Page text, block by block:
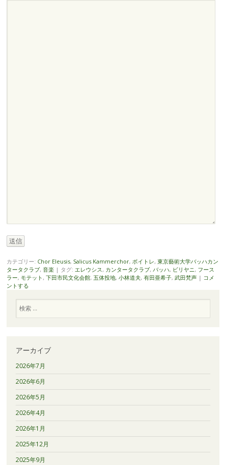
送信
カテゴリー: Chor Eleusis, Salicus Kammerchor, ボイトレ, 東京藝術大学バッハカン
タータクラブ, 音楽 | タグ: エレウシス , カンタータクラブ, バッハ, ビリヤニ , フース
ラー, モテット , 下田市民文化会館, 五体投地, 小林道夫, 有田亜希子, 武田梵声 | コメ
ントする
索
アーカイブ
2026年7月
2026年6月
2026年5月
2026年4月
2026年1月
2025年12月
2025年9月